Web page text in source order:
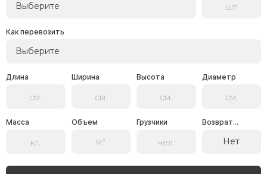
Выберите
Как перевозить
Выберите
Длина Ширина Высота Диаметр
Масса Объем Грузчики Возврат...
Нет